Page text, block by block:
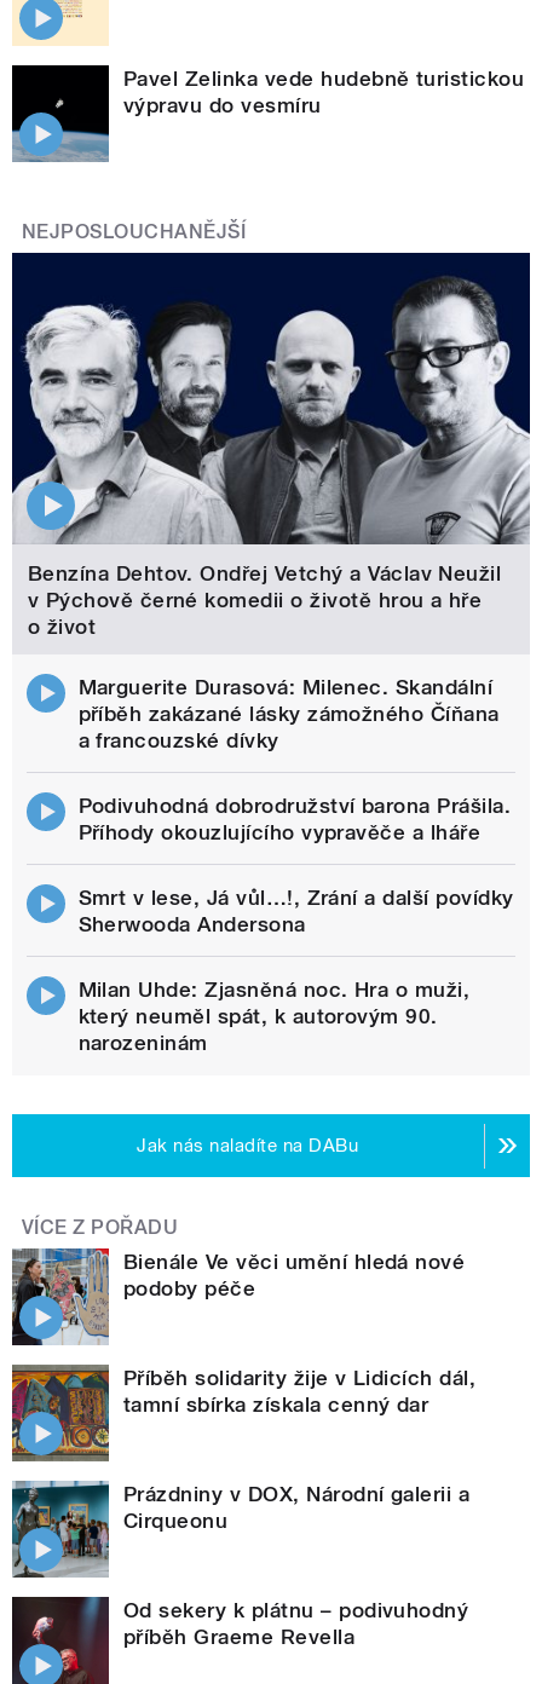
Pavel Zelinka vede hudebně turistickou
výpravu do vesmíru
NEJPOSLOUCHANĚJŠÍ
Benzína Dehtov. Ondřej Vetchý a Václav Neužil
v Pýchově černé komedii o životě hrou a hře
o život
Marguerite Durasová: Milenec. Skandální
příběh zakázané lásky zámožného Číňana
a francouzské dívky
Podivuhodná dobrodružství barona Prášila.
Příhody okouzlujícího vypravěče a lháře
Smrt v lese, Já vůl…!, Zrání a další povídky
Sherwooda Andersona
Milan Uhde: Zjasněná noc. Hra o muži,
který neuměl spát, k autorovým 90.
narozeninám
Jak nás naladíte na DABu
VÍCE Z POŘADU
Bienále Ve věci umění hledá nové
podoby péče
Příběh solidarity žije v Lidicích dál,
tamní sbírka získala cenný dar
Prázdniny v DOX, Národní galerii a
Cirqueonu
Od sekery k plátnu – podivuhodný
příběh Graeme Revella